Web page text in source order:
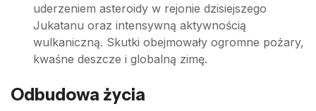
uderzeniem asteroidy w rejonie dzisiejszego
Jukatanu oraz intensywną aktywnością
wulkaniczną. Skutki obejmowały ogromne pożary,
kwaśne deszcze i globalną zimę.
Odbudowa życia